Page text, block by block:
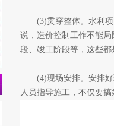
(3)贯穿整体。水利项
说，造价控制工作不能
段、竣工阶段等，这些
(4)现场安排。安排好
人员指导施工，不仅要